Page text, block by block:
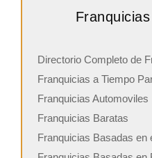
Directorio Completo de
Franquicias a Tiempo
Franquicias Automoviles
Franquicias Baratas
Franquicias Basadas en